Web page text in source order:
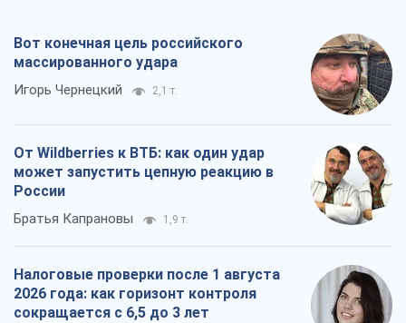
Вот конечная цель российского
массированного удара
Игорь Чернецкий 2,1 т.
От Wildberries к ВТБ: как один удар
может запустить цепную реакцию в
России
Братья Капрановы 1,9 т.
Налоговые проверки после 1 августа
2026 года: как горизонт контроля
сокращается с 6,5 до 3 лет